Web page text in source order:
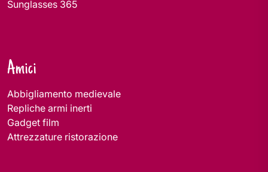
Sunglasses 365
Amici
Abbigliamento medievale
Repliche armi inerti
Gadget film
Attrezzature ristorazione